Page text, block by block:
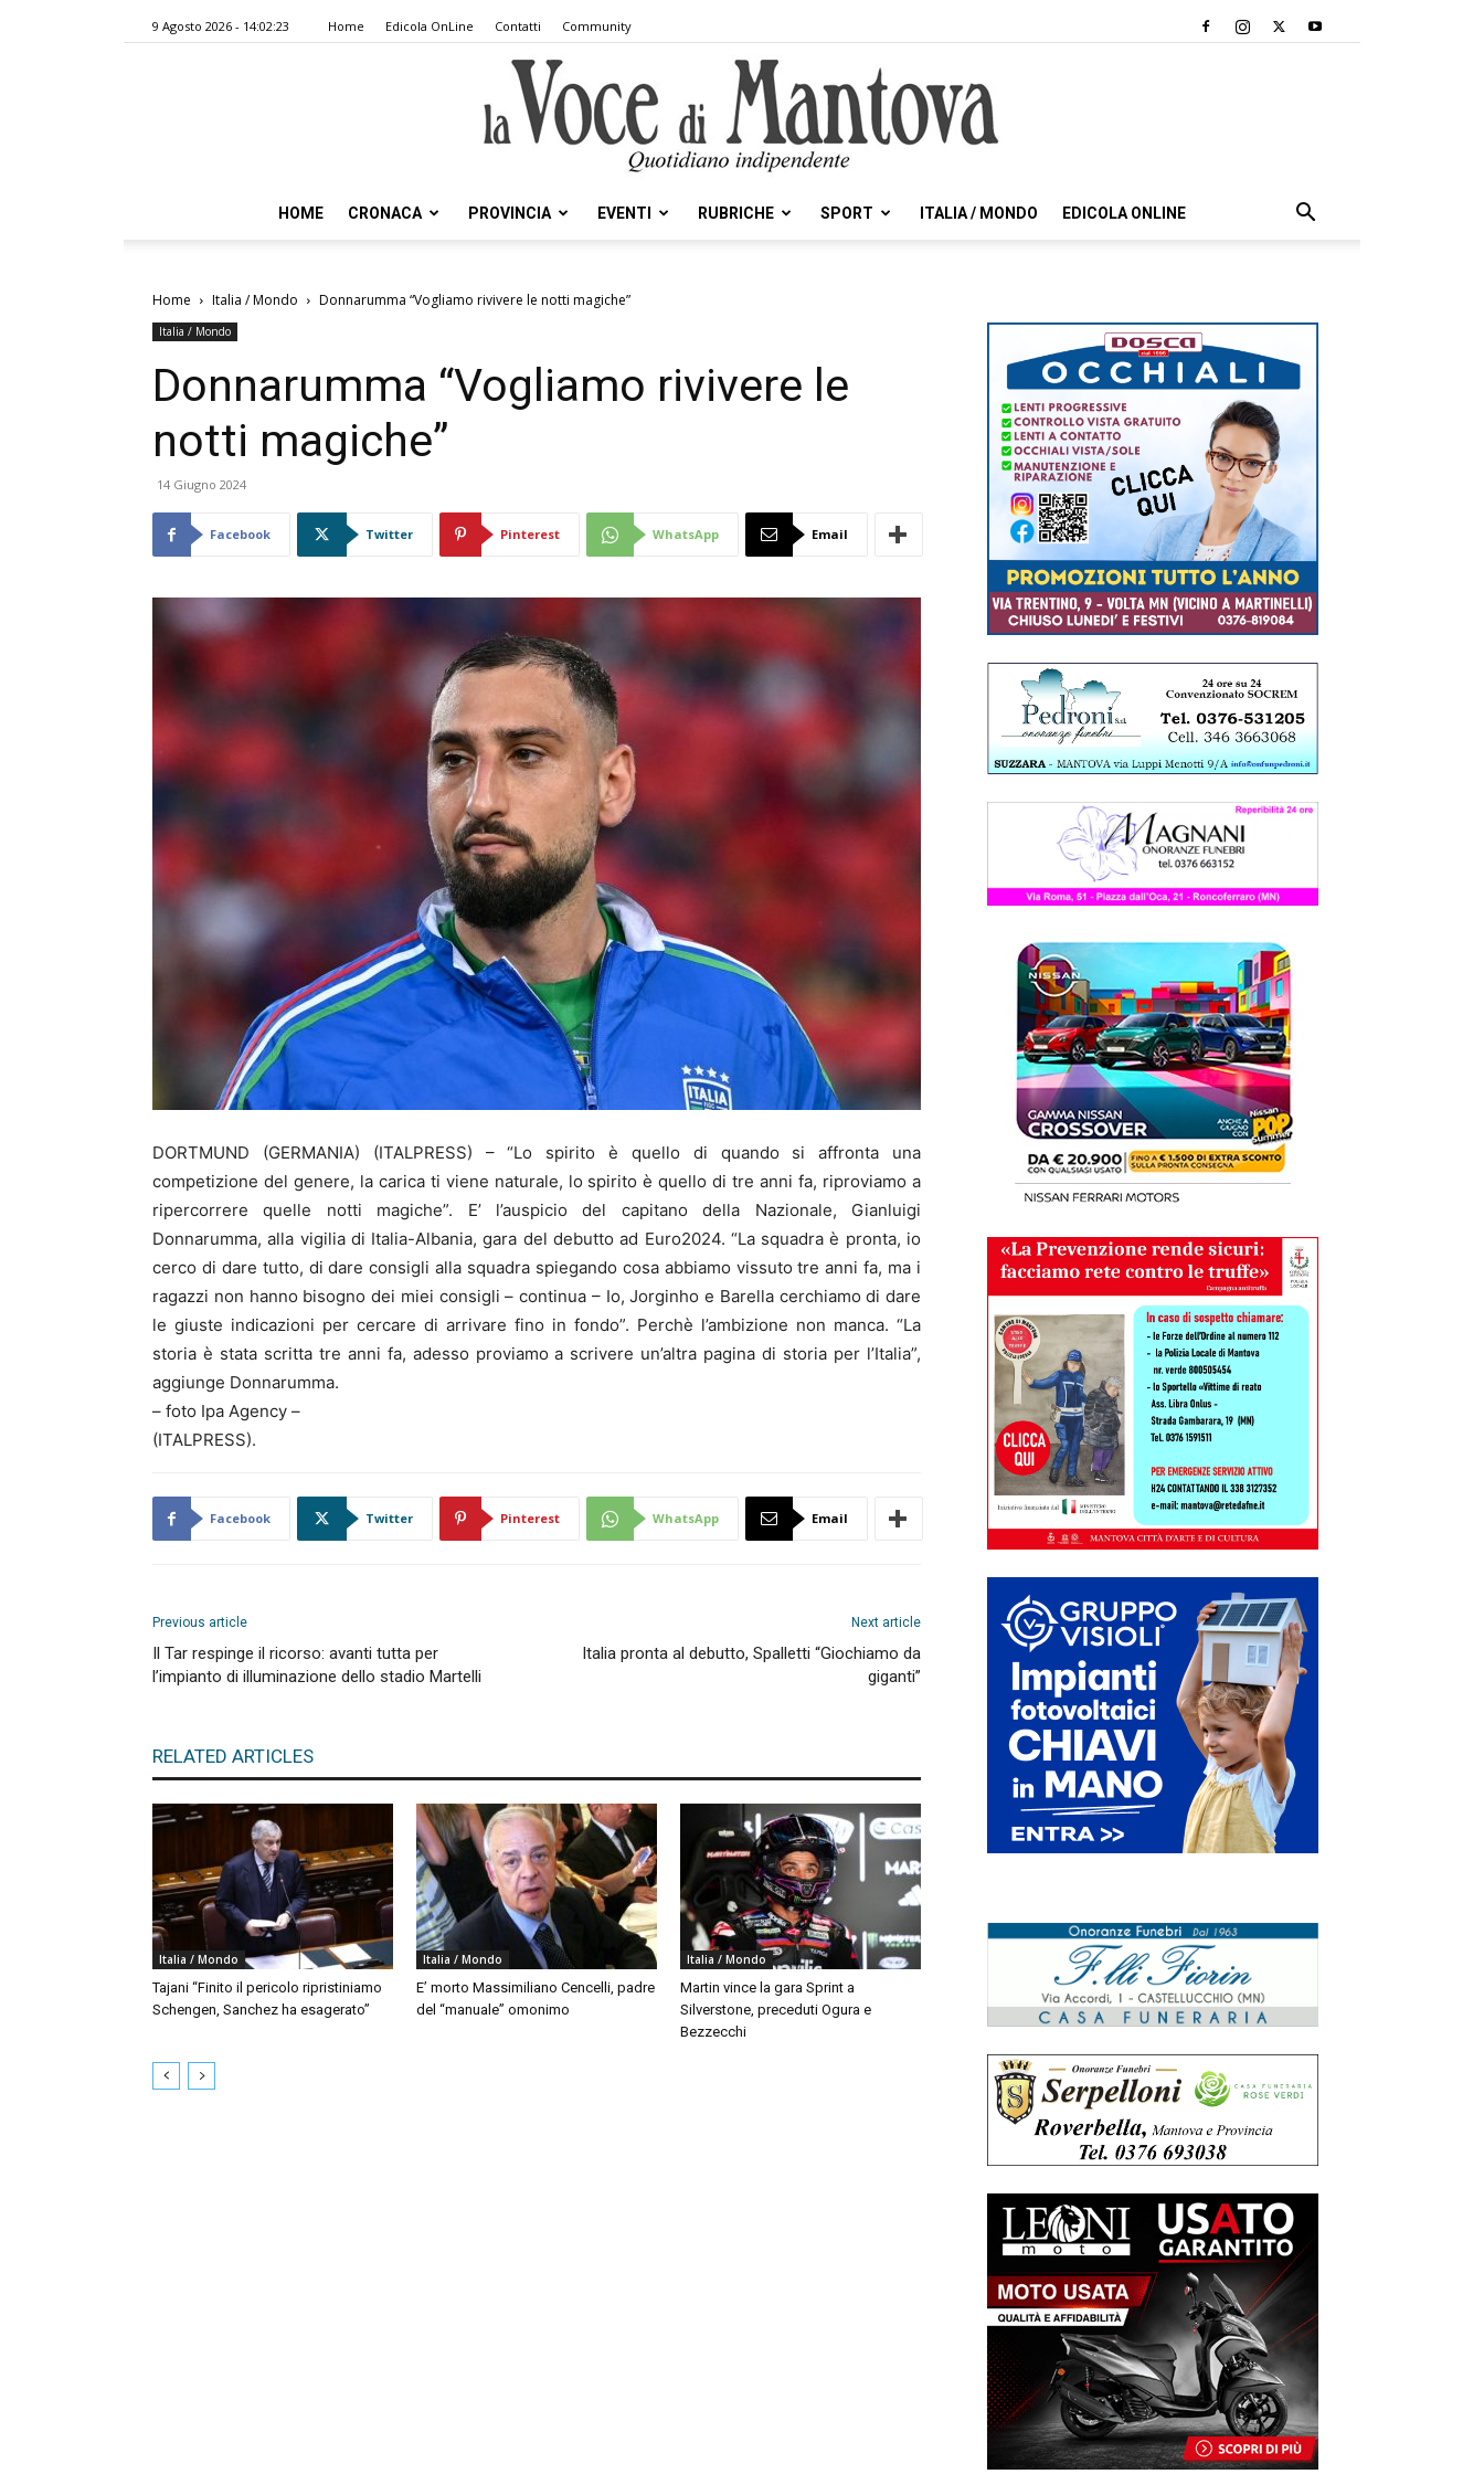
9 Agosto 2026 - 14:02:23 Home Edicola OnLine Contatti Community
Voce
HOME CRONACA PROVINCIA EVENTI RUBRICHE SPORT ITALIA / MONDO EDICOLA ONLINE
Home Italia / Mondo Donnarumma “Vogliamo rivivere le notti magiche”
Italia / Mondo
Donnarumma “Vogliamo rivivere le
notti magiche”
14 Giugno 2024
Facebook Twitter Pinterest WhatsApp Email
DORTMUND (GERMANIA) (ITALPRESS) – “Lo spirito è quello di quando si affronta una
competizione del genere, la carica ti viene naturale, lo spirito è quello di tre anni fa, riproviamo a
ripercorrere quelle notti magiche”. E’ l’auspicio del capitano della Nazionale, Gianluigi
Donnarumma, alla vigilia di Italia-Albania, gara del debutto ad Euro2024. “La squadra è pronta, io
cerco di dare tutto, di dare consigli alla squadra spiegando cosa abbiamo vissuto tre anni fa, ma i
ragazzi non hanno bisogno dei miei consigli – continua – Io, Jorginho e Barella cerchiamo di dare
le giuste indicazioni per cercare di arrivare fino in fondo”. Perchè l’ambizione non manca. “La
storia è stata scritta tre anni fa, adesso proviamo a scrivere un’altra pagina di storia per l’Italia”,
aggiunge Donnarumma.
– foto Ipa Agency –
(ITALPRESS).
Facebook Twitter Pinterest WhatsApp Email
Previous article
Il Tar respinge il ricorso: avanti tutta per
l’impianto di illuminazione dello stadio Martelli
Next article
Italia pronta al debutto, Spalletti “Giochiamo da
giganti”
RELATED ARTICLES
Italia / Mondo
Tajani “Finito il pericolo ripristiniamo
Schengen, Sanchez ha esagerato”
Italia / Mondo
E’ morto Massimiliano Cencelli, padre
del “manuale” omonimo
Italia / Mondo
Martin vince la gara Sprint a
Silverstone, preceduti Ogura e
Bezzecchi